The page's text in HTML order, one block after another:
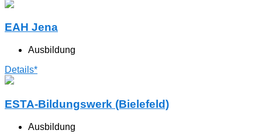
EAH Jena
Ausbildung
Details*
ESTA-Bildungswerk (Bielefeld)
Ausbildung